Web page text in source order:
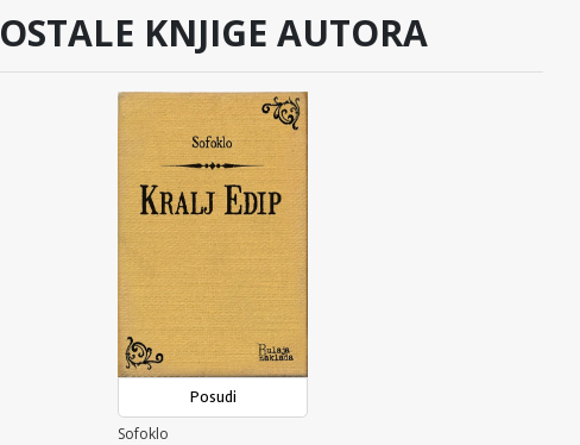
OSTALE KNJIGE AUTORA
Posudi
Sofoklo